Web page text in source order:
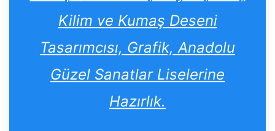
Kilim ve Kumaş Deseni
Tasarımcısı, Grafik, Anadolu
Güzel Sanatlar Liselerine
Hazırlık.